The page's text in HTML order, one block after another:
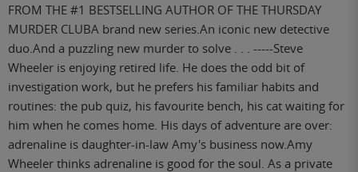
FROM THE #1 BESTSELLING AUTHOR OF THE THURSDAY
MURDER CLUBA brand new series.An iconic new detective
duo.And a puzzling new murder to solve . . . -----Steve
Wheeler is enjoying retired life. He does the odd bit of
investigation work, but he prefers his familiar habits and
routines: the pub quiz, his favourite bench, his cat waiting for
him when he comes home. His days of adventure are over:
adrenaline is daughter-in-law Amy's business now.Amy
Wheeler thinks adrenaline is good for the soul. As a private